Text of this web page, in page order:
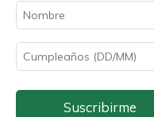
Suscribirme